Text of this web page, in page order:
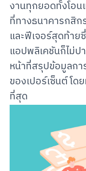
Scan
งานทุกยอดทั้งโอน
ที่ทางธนาคารกสิก
และฟีเจอร์สุดท้าย
แอปพลิเคชันก็ไม่ป
หน้าที่สรุปข้อมูลกา
ของเปอร์เซ็นต์ โด